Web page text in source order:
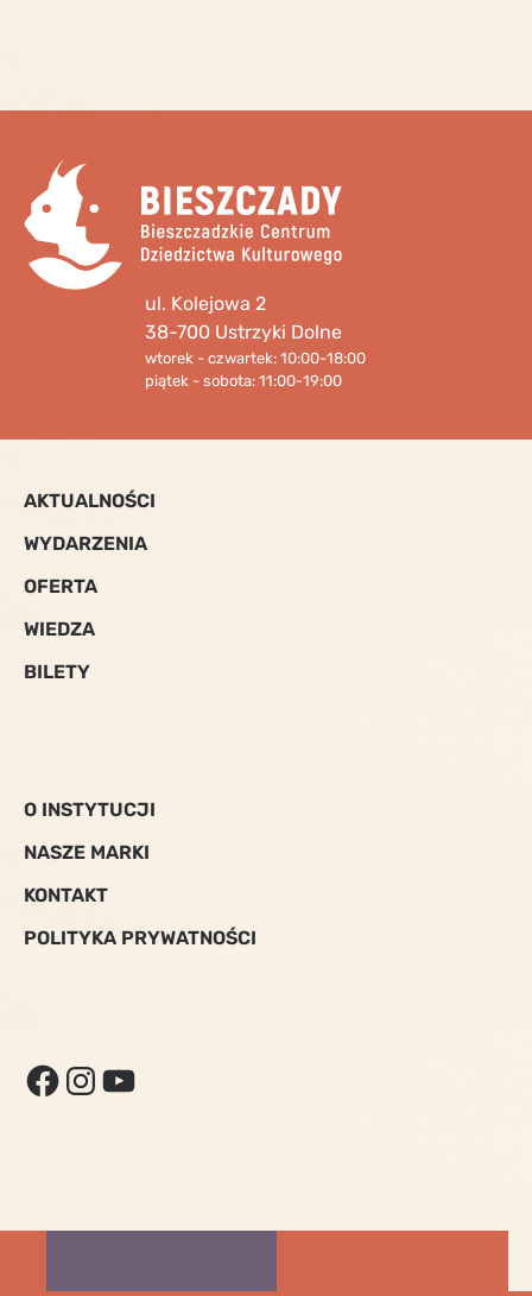
ul. Kolejowa 2
38-700 Ustrzyki Dolne
wtorek - czwartek: 10:00-18:00
piątek - sobota: 11:00-19:00
AKTUALNOŚCI
WYDARZENIA
OFERTA
WIEDZA
BILETY
O INSTYTUCJI
NASZE MARKI
KONTAKT
POLITYKA PRYWATNOŚCI
FACEBOOK
INSTAGRAM